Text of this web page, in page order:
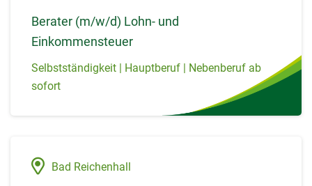
Berater (m/w/d) Lohn- und
Einkommensteuer
Selbstständigkeit | Hauptberuf | Nebenberuf ab
sofort
Bad Reichenhall